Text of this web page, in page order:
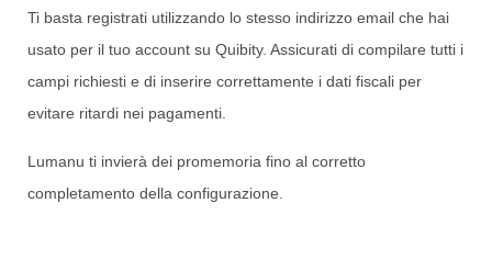
Ti basta registrati utilizzando lo stesso indirizzo email che hai
usato per il tuo account su Quibity. Assicurati di compilare tutti i
campi richiesti e di inserire correttamente i dati fiscali per
evitare ritardi nei pagamenti.
Lumanu ti invierà dei promemoria fino al corretto
completamento della configurazione.